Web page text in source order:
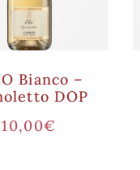
Bianco –
DOP
10,00€